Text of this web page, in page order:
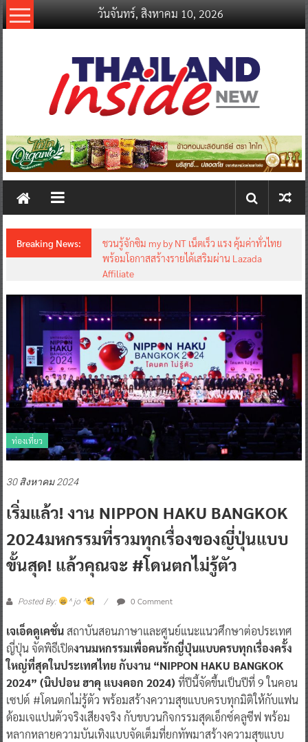
Skip
to
วันจันทร์, สิงหาคม 10, 2026
thailandinsidenew.com
Thailand
New
Breaking News:
ชวนรู้จักซิม my by NT เน็ตเร็ว แรง คุ้มค่าทั่วไทย
พร้อมโอกาสสร้างรายได้เสริมผ่าน Lazada
Affiliate
ท่องเที่ยว
30 สิงหาคม 2024
เริ่มแล้ว! งาน NIPPON HAKU BANGKOK
2024มหกรรมที่รวมทุกเรื่องของญี่ปุ่นแบบ
ขั้นสุด! แล้วคุณจะ #โดนตกไม่รู้ตัว
Posted By: ^ jo ^ 0 Comment
เจเอ็ดดูเคชั่นสถาบันสอนภาษาและศูนย์แนะแนวศึกษาต่อประเทศ
ญี่ปุ่น จัดพิธีเปิดงานมหกรรมเพื่อคนรักญี่ปุ่นแบบครบทุกเรื่องครั้ง
ใหญ่ที่สุดในประเทศไทย กับงาน “NIPPON HAKU BANGKOK
2024” (นิปปอน ฮาคุ แบงคอก 2024) ที่ปีนี้จัดขึ้นเป็นปีที่ 9 ในคอน
เซปต์ #โดนตกไม่รู้ตัว พร้อมสร้างความสุขแบบครบทุกมิติให้กับแฟน
ด้อมเจแปนตัวจริงเสียงจริง กับขบวนกิจกรรมสุดเอ็กซ์คลูซีฟ พร้อม
หลากหลายความบันเทิงแบบจัดเต็มที่ยกทัพมาสร้างความสุขแบบ